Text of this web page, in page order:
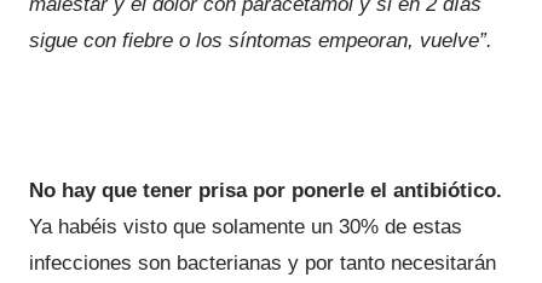
sigue con fiebre o los síntomas empeoran, vuelve”.
No hay que tener prisa por ponerle el antibiótico.
Ya habéis visto que solamente un 30% de estas
infecciones son bacterianas y por tanto necesitarán